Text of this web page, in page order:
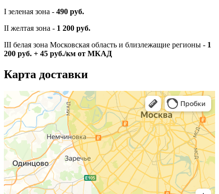
I зеленая зона - 490 руб.
II желтая зона - 1 200 руб.
III белая зона Московская область и близлежащие регионы - 1
200 руб. + 45 руб./км от МКАД
Карта доставки